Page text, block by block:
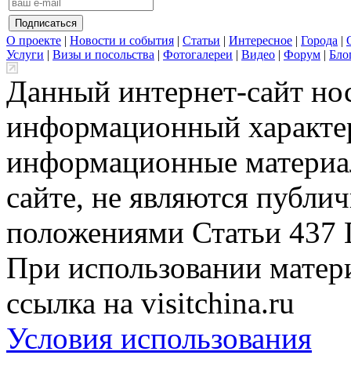
О проекте | Новости и события | Статьи | Интересное | Города |
Услуги | Визы и посольства | Фотогалереи | Видео | Форум |
Данный интернет-сайт
информационный
информационные
сайте, не являются
положениями Статьи 437
При использовании
ссылка на visitchina.ru
Условия использования